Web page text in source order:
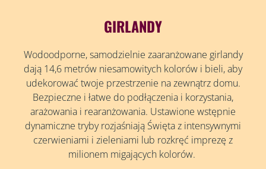
GIRLANDY
Wodoodporne, samodzielnie zaaranżowane girlandy
dają 14,6 metrów niesamowitych kolorów i bieli, aby
udekorować twoje przestrzenie na zewnątrz domu.
Bezpieczne i łatwe do podłączenia i korzystania,
arażowania i rearanżowania. Ustawione wstępnie
dynamiczne tryby rozjaśniają Święta z intensywnymi
czerwieniami i zieleniami lub rozkręć imprezę z
milionem migających kolorów.